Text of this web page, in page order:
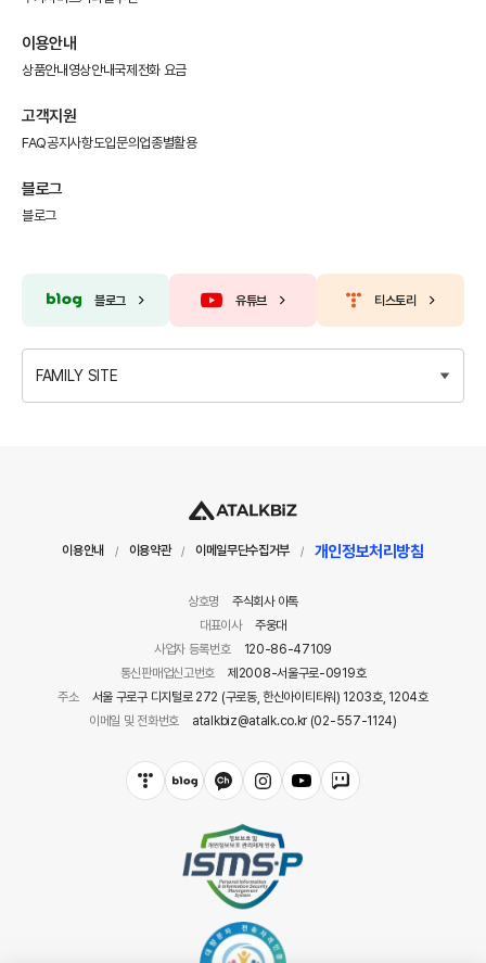
이용안내
상품안내 영상안내국제전화 요금
고객지원
FAQ공지사항도입문의 업종별활용
블로그
블로그
블로그 유튜브 티스토리
FAMILY SITE
이용안내 / 이용약관 / 이메일무단수집거부 / 개인정보처리방침
상호명
주식회사 아톡
대표이사
주웅대
사업자 등록번호
120-86-47109
통신판매업신고번호
제2008-서울구로-0919호
주소
서울 구로구 디지털로 272 (구로동, 한신아이티타워) 1203호, 1204호
이메일 및 전화번호
atalkbiz@atalk.co.kr (02-557-1124)